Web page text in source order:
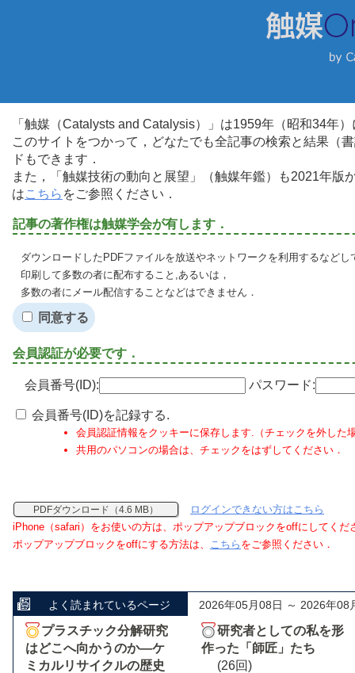
「触媒（Catalysts and Catalysis）」は1959年（昭和34年
このサイトをつかって，どなたでも全記事の検索と結果（
ドもできます．
また，「触媒技術の動向と展望」（触媒年鑑）も2021年
はこちら をご参照ください．
記事の著作権は触媒学会が有します．
ダウンロードしたPDFファイルを放送やネットワークを利用するなど
印刷して多数の者に配布すること,あるいは，
多数の者にメール配信することなどはできません．
同意する
会員認証が必要です．
会員番号(ID): パスワード:
会員番号(ID)を記録する.
会員認証情報をクッキーに保存します.（チェックを外した
共用のパソコンの場合は、チェックをはずしてください．
PDFダウンロード（4.6 MB）
ログインできない方はこちら
iPhone（safari）をお使いの方は、ポップアップブロックをoffにしてくだ
ポップアップブロックをoffにする方法は、 こちら をご参照ください．
よく読まれているページ 2026年05月08日 ～ 2026年08
プラスチック分解研究
はどこへ向かうのか―ケ
ミカルリサイクルの歴史
研究者としての私を形
作った「師匠」たち
(26回)